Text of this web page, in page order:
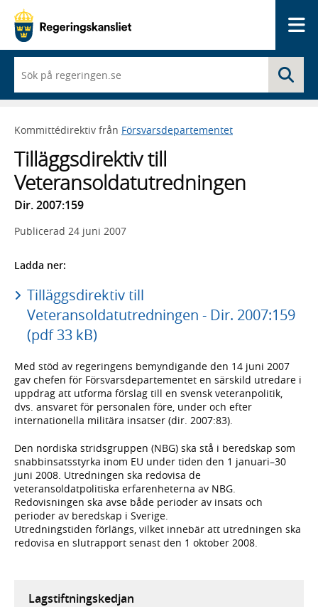
du
börjar
skriva
framträder
lista
med
sökförslag
Kommittédirektiv från Försvarsdepartementet
Tilläggsdirektiv till
Veteransoldatutredningen
Dir. 2007:159
Publicerad 24 juni 2007
Ladda ner:
Tilläggsdirektiv till
Veteransoldatutredningen - Dir. 2007:159
(pdf 33 kB)
Med stöd av regeringens bemyndigande den 14 juni 2007
gav chefen för Försvarsdepartementet en särskild utredare i
uppdrag att utforma förslag till en svensk veteranpolitik,
dvs. ansvaret för personalen före, under och efter
internationella militära insatser (dir. 2007:83).
Den nordiska stridsgruppen (NBG) ska stå i beredskap som
snabbinsatsstyrka inom EU under tiden den 1 januari–30
juni 2008. Utredningen ska redovisa de
veteransoldatpolitiska erfarenheterna av NBG.
Redovisningen ska avse både perioder av insats och
perioder av beredskap i Sverige.
Utredningstiden förlängs, vilket innebär att utredningen ska
redovisa en slutrapport senast den 1 oktober 2008.
Lagstiftningskedjan